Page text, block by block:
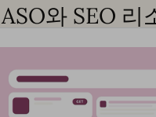
ASO와 SEO 리